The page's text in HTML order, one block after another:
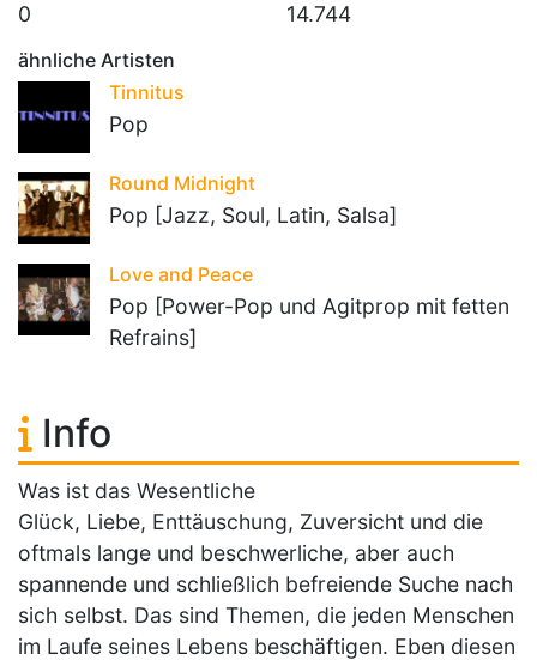
0
14.744
ähnliche Artisten
Tinnitus
Pop
Round Midnight
Pop [Jazz, Soul, Latin, Salsa]
Love and Peace
Pop [Power-Pop und Agitprop mit fetten
Refrains]
Info
Was ist das Wesentliche
Glück, Liebe, Enttäuschung, Zuversicht und die
oftmals lange und beschwerliche, aber auch
spannende und schließlich befreiende Suche nach
sich selbst. Das sind Themen, die jeden Menschen
im Laufe seines Lebens beschäftigen. Eben diesen